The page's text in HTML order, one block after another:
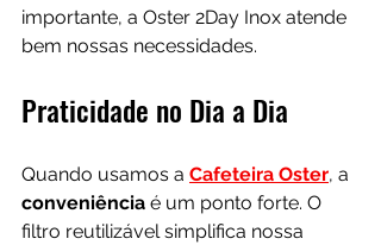
importante, a Oster 2Day Inox atende
bem nossas necessidades.
Praticidade no Dia a Dia
Quando usamos a Cafeteira Oster, a
conveniência é um ponto forte. O
filtro reutilizável simplifica nossa